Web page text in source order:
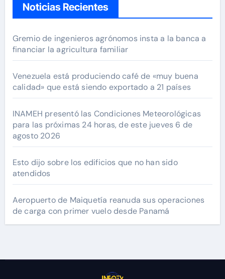
Noticias Recientes
Gremio de ingenieros agrónomos insta a la banca a
financiar la agricultura familiar
Venezuela está produciendo café de «muy buena
calidad» que está siendo exportado a 21 países
INAMEH presentó las Condiciones Meteorológicas
para las próximas 24 horas, de este jueves 6 de
agosto 2026
Esto dijo sobre los edificios que no han sido
atendidos
Aeropuerto de Maiquetía reanuda sus operaciones
de carga con primer vuelo desde Panamá